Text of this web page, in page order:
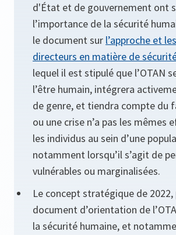
d'État et de gouvernement ont
l’importance de la sécurité
le document sur l’approche et
directeurs en matière de
lequel il est stipulé que l’OTAN
l’être humain, intégrera
de genre, et tiendra compte du
ou une crise n’a pas les mêmes
les individus au sein d’une
notamment lorsqu’il s’agit de
vulnérables ou marginalisées.
Le concept stratégique de 2022,
document d’orientation de
la sécurité humaine, et